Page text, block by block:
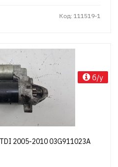
Код: 111519-1
2005-2010 03G911023A
б/у